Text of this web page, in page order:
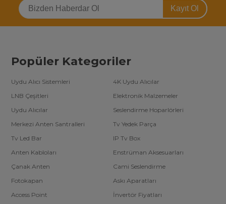
Kayıt Ol
Popüler Kategoriler
Uydu Alıcı Sistemleri
4K Uydu Alıcılar
LNB Çeşitleri
Elektronik Malzemeler
Uydu Alıcılar
Seslendirme Hoparlörleri
Merkezi Anten Santralleri
Tv Yedek Parça
Tv Led Bar
IP Tv Box
Anten Kabloları
Enstrüman Aksesuarları
Çanak Anten
Cami Seslendirme
Fotokapan
Askı Aparatları
Access Point
İnvertör Fiyatları